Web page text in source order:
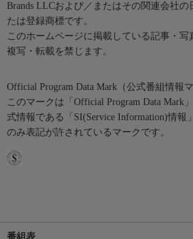
Brands LLCおよび／またはその関連会社の
たは登録商標です。
このホームページに掲載している記事・
複写・転載を禁じます。
Official Program Data Mark（公式番組情報マ
このマークは「Official Program Data Mark
式情報である「SI(Service Information)情報
のみ表記が許されているマークです。
番組表